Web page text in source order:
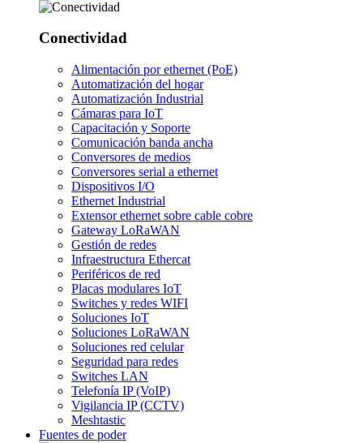
Conectividad
Alimentación por ethernet (PoE)
Automatización del hogar
Automatización Industrial
Cámaras para IoT
Capacitación y Soporte
Comunicación banda ancha
Conversores de medios
Conversores serial a ethernet
Dispositivos I/O
Ethernet Industrial
Extensor ethernet sobre cable cobre
Gateway LoRaWAN
Gestión de redes
Infraestructura Ethercat
Periféricos de red
Placas modulares IoT
Switches y redes WIFI
Soluciones IoT
Soluciones LoRaWAN
Soluciones red celular
Seguridad para redes
Switches LAN
Telefonía IP (VoIP)
Vigilancia IP (CCTV)
Meshtastic
Fuentes de poder